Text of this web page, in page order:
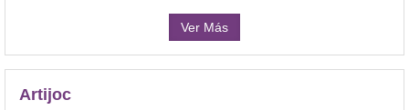
Ver Más
Artijoc